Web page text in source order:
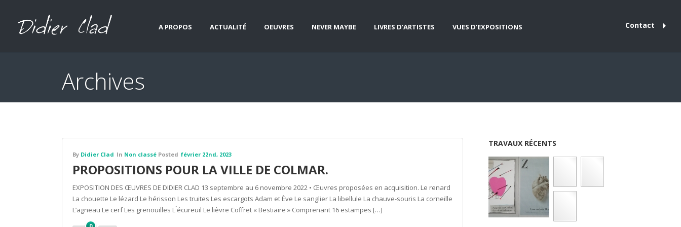
Contact
A PROPOS ACTUALITÉ OEUVRES NEVER MAYBE LIVRES D’ARTISTES VUES D’EXPOSITIONS
Archives
By Didier Clad In Non classé Posted février 22nd, 2023
PROPOSITIONS POUR LA VILLE DE COLMAR.
EXPOSITION DES ŒUVRES DE DIDIER CLAD 13 septembre au 6 novembre 2022 • Œuvres proposées en acquisition. Le renard
La chouette Le lézard Le hérisson Les truites Les escargots Adam et Ève Le sanglier La libellule La chauve-souris La corneille
L’agneau Le cerf Les grenouilles L ́écureuil Le lièvre Coffret « Bestiaire » Comprenant 16 estampes […]
TRAVAUX RÉCENTS